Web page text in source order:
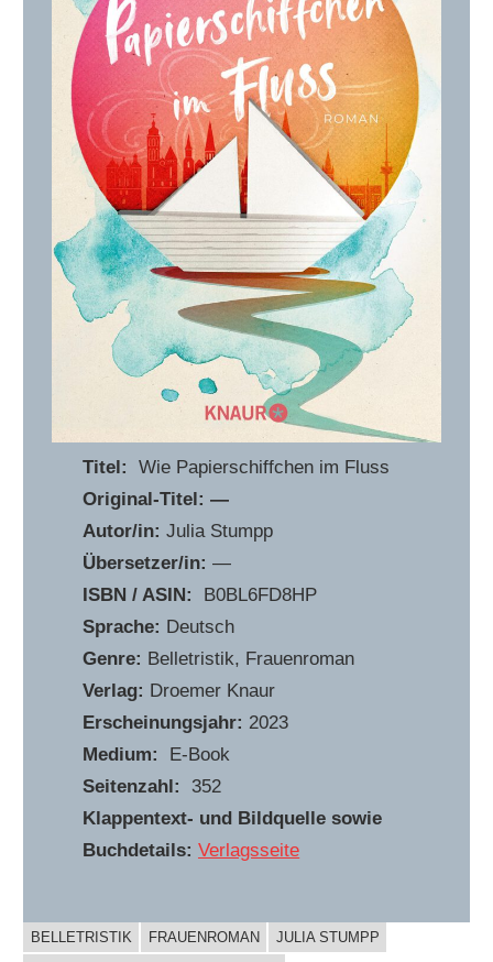
Titel:Wie Papierschiffchen im Fluss
Original-Titel: —
Autor/in:Julia Stumpp
Übersetzer/in:—
ISBN / ASIN:
‎ B0BL6FD8HP
Sprache: Deutsch
Genre: Belletristik, Frauenroman
Verlag: Droemer Knaur
Erscheinungsjahr: 2023
Medium:
E-Book
Seitenzahl:
352
Klappentext- und Bildquelle sowie
Buchdetails: Verlagsseite
BUCHIGES
BELLETRISTIK FRAUENROMAN
JULIA STUMPP